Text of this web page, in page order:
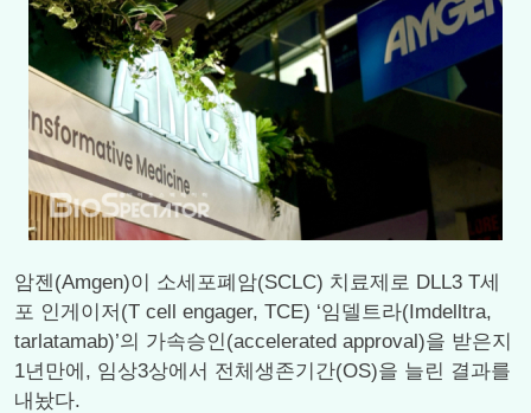
암젠(Amgen)이 소세포폐암(SCLC) 치료제로 DLL3 T세
포 인게이저(T cell engager, TCE) ‘임델트라(Imdelltra,
tarlatamab)’의 가속승인(accelerated approval)을 받은지
1년만에, 임상3상에서 전체생존기간(OS)을 늘린 결과를
내놨다.